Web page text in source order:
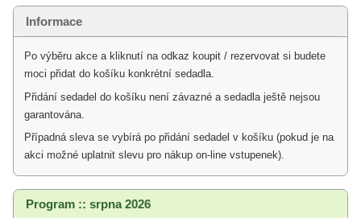
Informace
Po výběru akce a kliknutí na odkaz koupit / rezervovat si budete
moci přidat do košíku konkrétní sedadla.
Přidání sedadel do košíku není závazné a sedadla ještě nejsou
garantována.
Případná sleva se vybírá po přidání sedadel v košíku (pokud je na
akci možné uplatnit slevu pro nákup on-line vstupenek).
Program :: srpna 2026